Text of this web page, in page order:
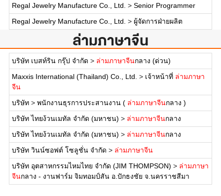
Regal Jewelry Manufacture Co., Ltd. > Senior Programmer
Regal Jewelry Manufacture Co., Ltd. > ผู้จัดการฝ่ายผลิต
ล่ามภาษาจีน
บริษัท เบสท์ริน กรุ๊ป จำกัด > ล่ามภาษาจีนกลาง (ด่วน)
Maxxis International (Thailand) Co., Ltd. > เจ้าหน้าที่ ล่ามภาษา
จีน
บริษัท > พนักงานธุรการประสานงาน ( ล่ามภาษาจีนกลาง )
บริษัท ไทยง้วนเมทัล จำกัด (มหาชน) > ล่ามภาษาจีนกลาง
บริษัท ไทยง้วนเมทัล จำกัด (มหาชน) > ล่ามภาษาจีนกลาง
บริษัท วินน์ซอฟต์ โซลูชั่น จำกัด > ล่ามภาษาจีน
บริษัท อุตสาหกรรมไหมไทย จำกัด (JIM THOMPSON) > ล่ามภาษา
จีนกลาง - งานฟาร์ม จิมทอมป์สัน อ.ปักธงชัย จ.นครราชสีมา